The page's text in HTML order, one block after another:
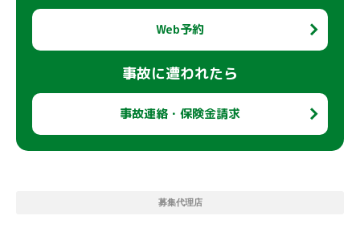
Web予約
事故に遭われたら
事故連絡・保険金請求
募集代理店